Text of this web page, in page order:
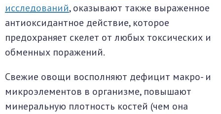
исследований, оказывают также выраженное
антиоксидантное действие, которое
предохраняет скелет от любых токсических и
обменных поражений.
Свежие овощи восполняют дефицит макро- и
микроэлементов в организме, повышают
минеральную плотность костей (чем она